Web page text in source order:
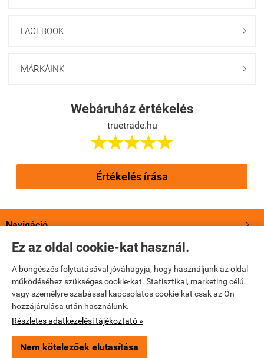
Ez az oldal cookie-kat használ.
A böngészés folytatásával jóváhagyja, hogy használjunk az oldal
működéséhez szükséges cookie-kat. Statisztikai, marketing célú
vagy személyre szabással kapcsolatos cookie-kat csak az Ön
hozzájárulása után használunk.
Részletes adatkezelési tájékoztató »
Nem kötelezőek elutasítása
FACEBOOK 
MÁRKÁINK 
Webáruház értékelés
truetrade.hu

Értékelés írása
Navigáció 
Saját fiók
Bemutatkozás
Elérhetőségek